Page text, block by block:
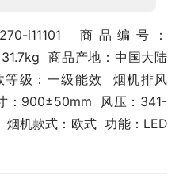
i11101  商品编号：
商品产地：中国大陆
等级：一级能效  烟机排风
：900±50mm  风压：341-
机款式：欧式  功能：LED